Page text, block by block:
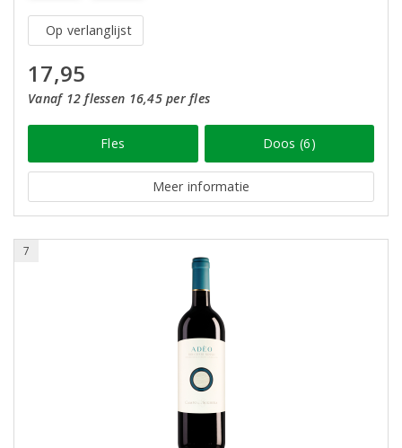
Op verlanglijst
17,95
Vanaf 12 flessen 16,45 per fles
Fles Doos (6)
Meer informatie
7